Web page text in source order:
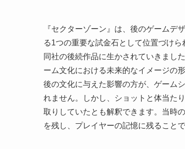
『セクターゾーン』は、後のゲームデ
る1つの重要な試金石として位置づけ
同社の後続作品に生かされていきまし
ーム文化における未来的なイメージの
後の文化に与えた影響の方が、ゲーム
れません。しかし、ショットと体当た
取りしていたとも解釈できます。当時
を残し、プレイヤーの記憶に残ること